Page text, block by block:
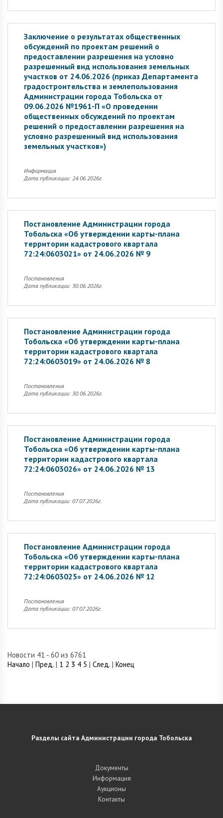
Заключение о результатах общественных
обсуждений по проектам решений о
предоставлении разрешения на условно
разрешенный вид использования земельных
участков от 24.06.2026 (приказ Департамента
градостроительства и землепользования
Администрации города Тобольска от
09.06.2026 №1961-П «О проведении
общественных обсуждений по проектам
решений о предоставлении разрешения на
условно разрешенный вид использования
земельных участков»)
Информация
Дата публикации: 24.06.2026г.
Постановление Администрации города
Тобольска «Об утверждении карты-плана
территории кадастрового квартала
72:24:0603021» от 24.06.2026 № 9
Постановления
Дата публикации: 30.06.2026г.
Постановление Администрации города
Тобольска «Об утверждении карты-плана
территории кадастрового квартала
72:24:0603019» от 24.06.2026 № 8
Постановления
Дата публикации: 30.06.2026г.
Постановление Администрации города
Тобольска «Об утверждении карты-плана
территории кадастрового квартала
72:24:0603026» от 24.06.2026 № 13
Постановления
Дата публикации: 07.07.2026г.
Постановление Администрации города
Тобольска «Об утверждении карты-плана
территории кадастрового квартала
72:24:0603025» от 24.06.2026 № 12
Постановления
Дата публикации: 07.07.2026г.
Новости 41 - 60 из 6761
Начало | Пред. | 1 2 3 4 5 | След. | Конец
Разделы сайта Администрации города Тобольска
Документы
Информация
Аукционы
Контакты